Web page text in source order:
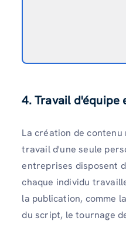
4. Travail d'équipe
La création de
travail d'une seule
entreprises disposent
chaque individu
la publication, comme
du script, le tournage